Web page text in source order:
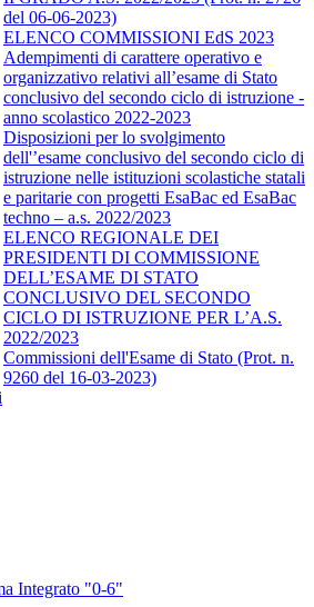
del 06-06-2023)
ELENCO COMMISSIONI EdS 2023
Adempimenti di carattere operativo e
organizzativo relativi all’esame di Stato
conclusivo del secondo ciclo di istruzione -
anno scolastico 2022-2023
Disposizioni per lo svolgimento
dell'’esame conclusivo del secondo ciclo di
istruzione nelle istituzioni scolastiche statali
e paritarie con progetti EsaBac ed EsaBac
techno – a.s. 2022/2023
ELENCO REGIONALE DEI
PRESIDENTI DI COMMISSIONE
DELL’ESAME DI STATO
CONCLUSIVO DEL SECONDO
CICLO DI ISTRUZIONE PER L’A.S.
2022/2023
Commissioni dell'Esame di Stato (Prot. n.
9260 del 16-03-2023)
Integrato "0-6"